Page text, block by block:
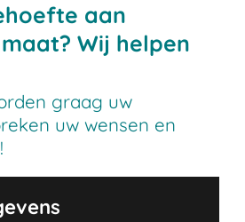
aan
Wij helpen
graag uw
uw wensen en